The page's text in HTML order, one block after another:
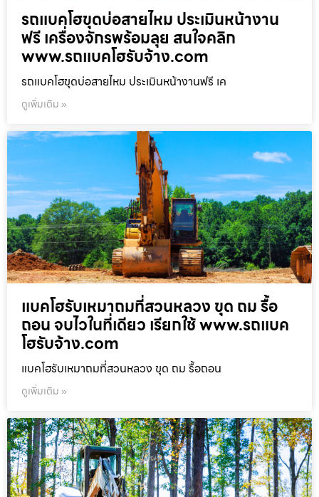
รถแบคโฮขุดบ่อสายไหม ประเมินหน้างาน
ฟรี เครื่องจักรพร้อมลุย สนใจคลิก
www.รถแบคโฮรับจ้าง.com
รถแบคโฮขุดบ่อสายไหม ประเมินหน้างานฟรี เค
ดูเพิ่มเติม »
แบคโฮรับเหมาถมที่สวนหลวง ขุด ถม รื้อ
ถอน จบไวในที่เดียว เรียกใช้ www.รถแบค
โฮรับจ้าง.com
แบคโฮรับเหมาถมที่สวนหลวง ขุด ถม รื้อถอน
ดูเพิ่มเติม »